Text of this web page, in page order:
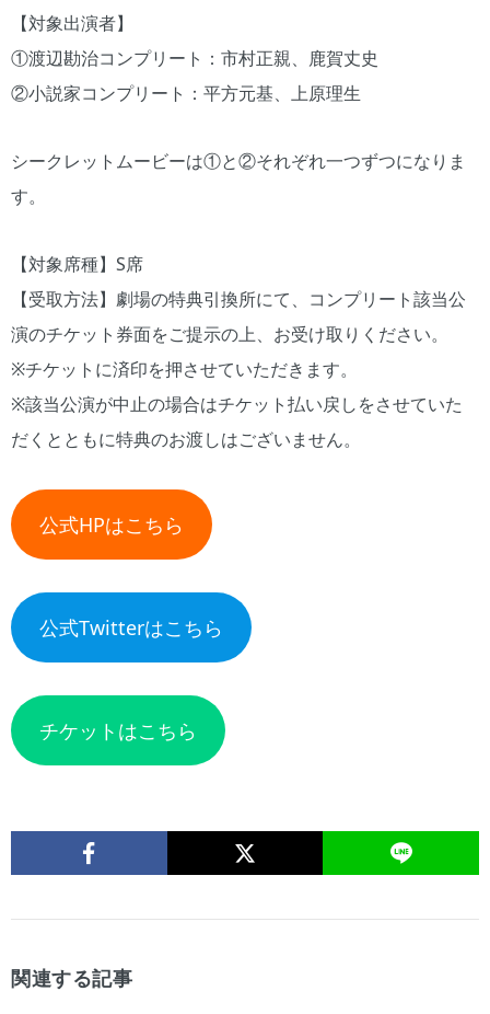
【対象出演者】
①渡辺勘治コンプリート：市村正親、鹿賀丈史
②小説家コンプリート：平方元基、上原理生
シークレットムービーは①と②それぞれ一つずつになりま
す。
【対象席種】S席
【受取方法】劇場の特典引換所にて、コンプリート該当公
演のチケット券面をご提示の上、お受け取りください。
※チケットに済印を押させていただきます。
※該当公演が中止の場合はチケット払い戻しをさせていた
だくとともに特典のお渡しはございません。
公式HPはこちら
公式Twitterはこちら
チケットはこちら
関連する記事